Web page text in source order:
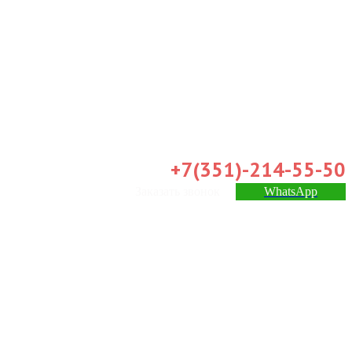
+7(351)-214-55-50
WhatsApp